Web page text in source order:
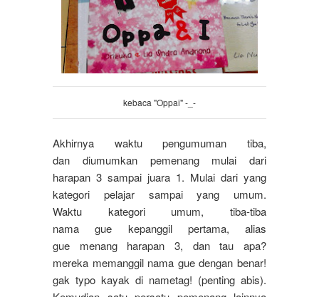
kebaca "Oppai" -_-
Akhirnya waktu pengumuman tiba,
dan diumumkan pemenang mulai dari
harapan 3 sampai juara 1. Mulai dari yang
kategori
pelajar sampaiyang umum.
Waktu kategori umum, tiba-tiba
nama gue kepanggil pertama, alias
gue menang harapan 3, dan tau apa?
mereka memanggil nama gue dengan benar!
gak typo kayak di nametag! (penting abis).